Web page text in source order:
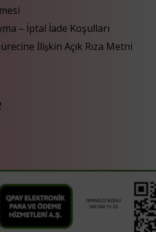
– İptal İade Koşulları
İlişkin Açık Rıza Metni